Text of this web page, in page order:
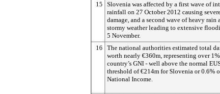
15
Slovenia was affected by a first wave of
rainfall on 27 October 2012 causing
damage, and a second wave of heavy rain
stormy weather leading to extensive
5 November.
16
The national authorities estimated total
worth nearly €360m, representing over
country’s GNI - well above the normal
threshold of €214m for Slovenia or 0.6%
National Income.